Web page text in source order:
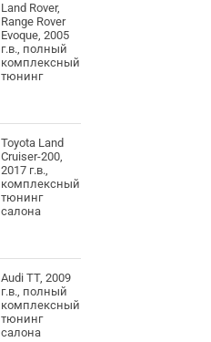
Land Rover,
Range Rover
Evoque, 2005
г.в., полный
комплексный
тюнинг
Toyota Land
Cruiser-200,
2017 г.в.,
комплексный
тюнинг
салона
Audi TT, 2009
г.в., полный
комплексный
тюнинг
салона